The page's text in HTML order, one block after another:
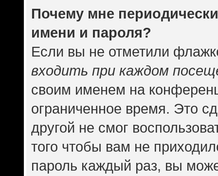
Почему мне
имени и пароля?
Если вы не отметили
входить при каждом
своим именем на
ограниченное время. Это
другой не смог
того чтобы вам не
пароль каждый раз, вы